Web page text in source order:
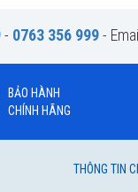
- 0763 356 999-
BẢO HÀNH
CHÍNH HÃNG
THÔNG TIN